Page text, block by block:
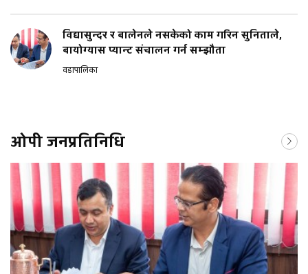
विद्यासुन्दर र बालेनले नसकेको काम गरिन सुनिताले,
बायोग्यास प्यान्ट संचालन गर्न सम्झौता
वडापालिका
ओपी जनप्रतिनिधि